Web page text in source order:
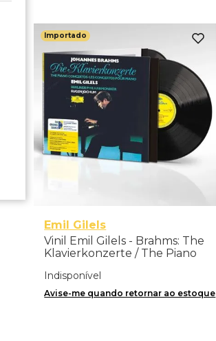
Importado
Emil Gilels
Vinil Emil Gilels - Brahms: The
Klavierkonzerte / The Piano
Importado
Indisponível
Avise-me quando retornar ao estoque